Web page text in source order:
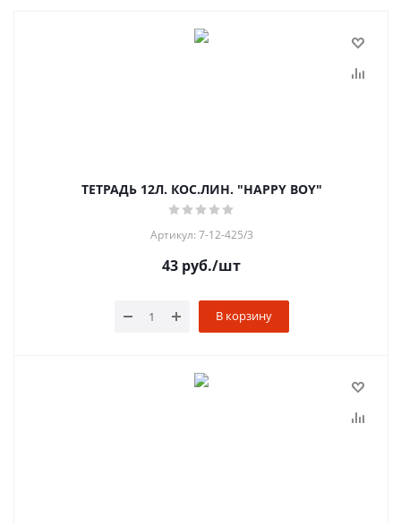
ТЕТРАДЬ 12Л. КОС.ЛИН. "HAPPY BOY"
Артикул: 7-12-425/3
43 руб./шт
В корзину